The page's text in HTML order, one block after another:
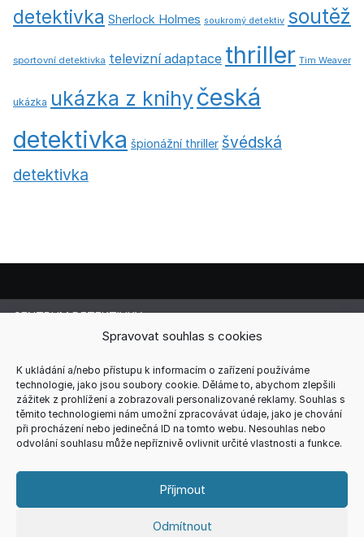
Spravovat souhlas s cookies
K ukládání a/nebo přístupu k informacím o zařízení používáme
technologie, jako jsou soubory cookie. Děláme to, abychom zlepšili
zážitek z prohlížení a zobrazovali personalizované reklamy. Souhlas s
těmito technologiemi nám umožní zpracovávat údaje, jako je chování
při procházení nebo jedinečná ID na tomto webu. Nesouhlas nebo
odvolání souhlasu může nepříznivě ovlivnit určité vlastnosti a funkce.
Příjmout
Odmítnout
detektivka Sherlock Holmes soukromý detektiv soutěž
sportovní detektivka televizní adaptace thriller Tim Weaver
ukázka ukázka z knihy česká
detektivka špionážní thriller švédská
detektivka
CENTRUM DETEKTIVKY
Lucie Cermanová
Telefon: +420 607 856 085
E-mail: redakce@centrum-detektivky.cz
Jakékoliv přebírání obsahu povoleno pouze s písemným
souhlasem redakce.
ZÁSADY ZPRACOVÁNÍ OSOBNÍCH ÚDAJŮ